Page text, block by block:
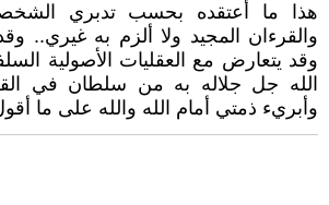
هذا ما أعتقده بحسب تدبري
والقرءان المجيد ولا ألزم به غيري..
وقد يتعارض مع العقليات الأصولية
الله جل جلاله به من سلطان في
وأبريء ذمتي أمام الله والله على ما